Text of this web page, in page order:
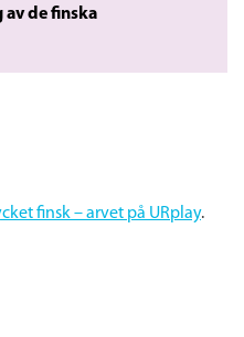
av de finska
finsk – arvet på URplay.